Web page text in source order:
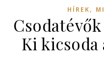
HÍREK,
Ki kicsoda